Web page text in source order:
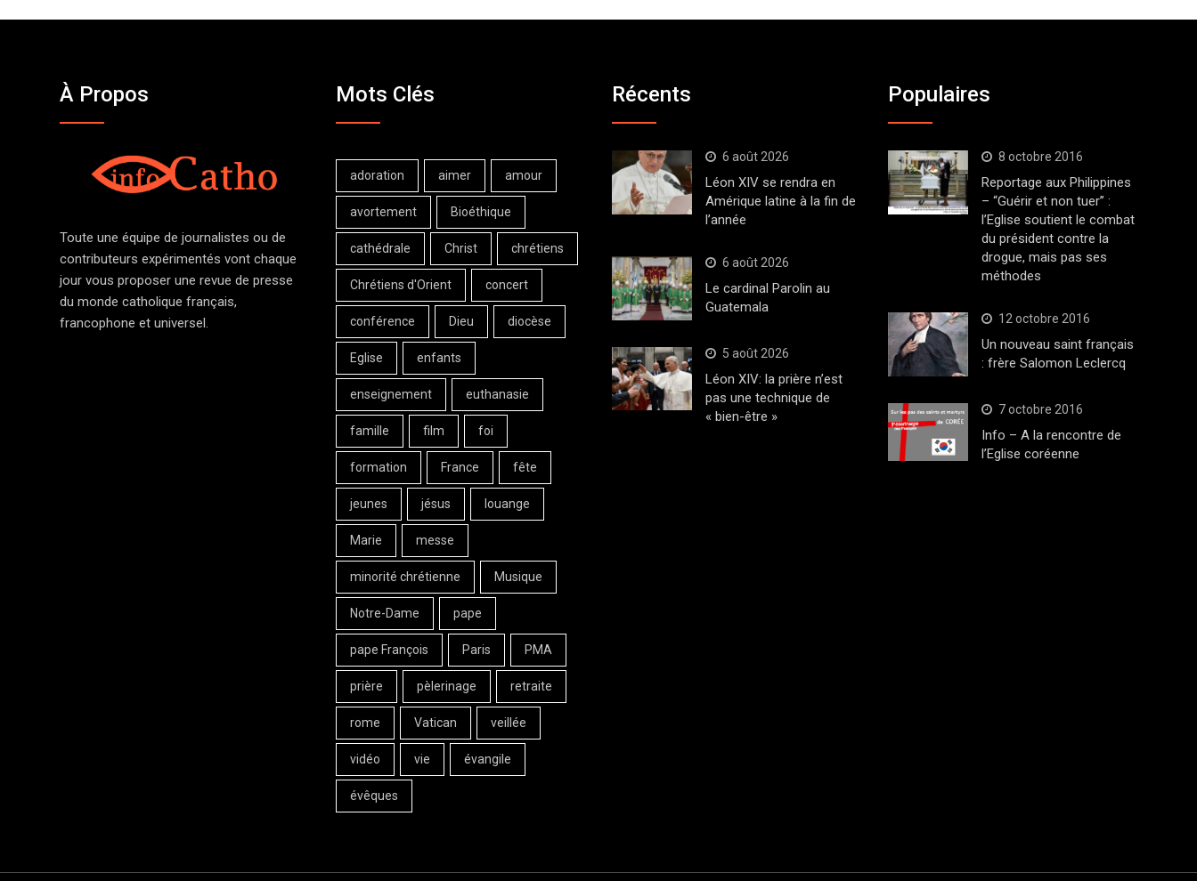
À Propos
Toute une équipe de journalistes ou de
contributeurs expérimentés vont chaque
jour vous proposer une revue de presse
du monde catholique français,
francophone et universel.
Mots Clés
adoration aimer amour
avortement Bioéthique
cathédrale Christ chrétiens
Chrétiens d'Orient concert
conférence Dieu diocèse
Eglise enfants
enseignement euthanasie
famille film foi
formation France fête
jeunes jésus louange
Marie messe
minorité chrétienne Musique
Notre-Dame pape
pape François Paris PMA
prière pèlerinage retraite
rome Vatican veillée
vidéo vie évangile
évêques
Récents
6 août 2026
Léon XIV se rendra en
Amérique latine à la fin de
l’année
6 août 2026
Le cardinal Parolin au
Guatemala
5 août 2026
Léon XIV: la prière n’est
pas une technique de
« bien-être »
Populaires
8 octobre 2016
Reportage aux Philippines
– “Guérir et non tuer” :
l’Eglise soutient le combat
du président contre la
drogue, mais pas ses
méthodes
12 octobre 2016
Un nouveau saint français
: frère Salomon Leclercq
7 octobre 2016
Info – A la rencontre de
l’Eglise coréenne